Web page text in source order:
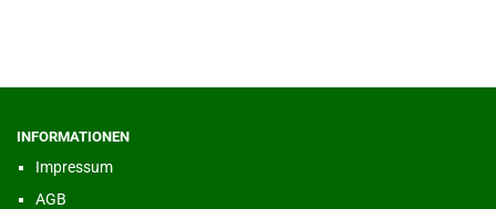
INFORMATIONEN
Impressum
AGB